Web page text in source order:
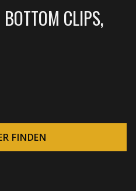
CLIPS,
FINDEN